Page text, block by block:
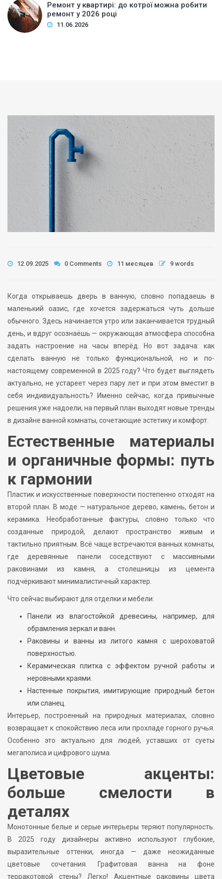
Ремонт у квартирі: до котрої можна робити
ремонт у 2026 році
11.06.2026
12.09.2025 0 Comments 11 месяцев 9 words
Когда открываешь дверь в ванную, словно попадаешь в
маленький оазис, где хочется задержаться чуть дольше
обычного. Здесь начинается утро или заканчивается трудный
день, и вдруг осознаёшь — окружающая атмосфера способна
задать настроение на часы вперёд. Но вот задача: как
сделать ванную не только функциональной, но и по-
настоящему современной в 2025 году? Что будет выглядеть
актуально, не устареет через пару лет и при этом вместит в
себя индивидуальность? Именно сейчас, когда привычные
решения уже надоели, на первый план выходят новые тренды
в дизайне ванной комнаты, сочетающие эстетику и комфорт.
Естественные материалы
и органичные формы: путь
к гармонии
Пластик и искусственные поверхности постепенно отходят на
второй план. В моде — натуральное дерево, камень, бетон и
керамика. Необработанные фактуры, словно только что
созданные природой, делают пространство живым и
тактильно приятным. Всё чаще встречаются ванных комнаты,
где деревянные панели соседствуют с массивными
раковинами из камня, а столешницы из цемента
подчёркивают минималистичный характер.
Что сейчас выбирают для отделки и мебели:
Панели из влагостойкой древесины, например, для
обрамления зеркал и ванн.
Раковины и ванны из литого камня с шероховатой
поверхностью.
Керамическая плитка с эффектом ручной работы и
неровными краями.
Настенные покрытия, имитирующие природный бетон
или сланец.
Интерьер, построенный на природных материалах, словно
возвращает к спокойствию леса или прохладе горного ручья.
Особенно это актуально для людей, уставших от суеты
мегаполиса и цифрового шума.
Цветовые акценты:
больше смелости в
деталях
Монотонные белые и серые интерьеры теряют популярность.
В 2025 году дизайнеры активно используют глубокие,
выразительные оттенки, иногда — даже неожиданные
цветовые сочетания. Графитовая ванна на фоне
терракотовой стены? Легко! Акцентные раковины цвета